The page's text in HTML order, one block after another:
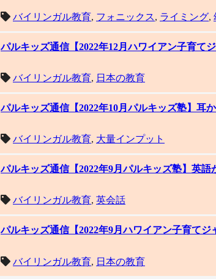
バイリンガル教育, フォニックス, ライミング,
パルキッズ通信【2022年12月ハワイアン子育て
バイリンガル教育, 日本の教育
パルキッズ通信【2022年10月パルキッズ塾】耳
バイリンガル教育, 大量インプット
パルキッズ通信【2022年9月パルキッズ塾】英語
バイリンガル教育, 英会話
パルキッズ通信【2022年9月ハワイアン子育て
バイリンガル教育, 日本の教育